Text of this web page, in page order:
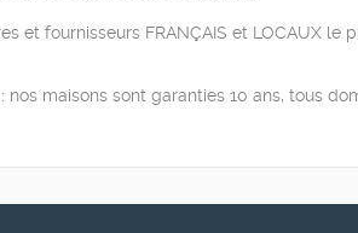
fournisseurs FRANÇAIS et LOCAUX le
maisons sont garanties 10 ans, tous